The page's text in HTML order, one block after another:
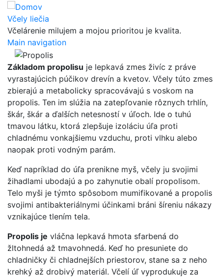
Skočiť
na
hlavný
obsah
Včely liečia
Včelárenie milujem a mojou prioritou je kvalita.
Main navigation
Základom propolisu je lepkavá zmes živíc z práve
vyrastajúcich púčikov drevín a kvetov. Včely túto zmes
zbierajú a metabolicky spracovávajú s voskom na
propolis. Ten im slúžia na zatepľovanie rôznych trhlín,
škár, škár a ďalších netesností v úľoch. Ide o tuhú
tmavou látku, ktorá zlepšuje izoláciu úľa proti
chladnému vonkajšiemu vzduchu, proti vlhku alebo
naopak proti vodným parám.
Keď napríklad do úľa prenikne myš, včely ju svojimi
žihadlami ubodajú a po zahynutie obalí propolisom.
Telo myši je týmto spôsobom mumifikované a propolis
svojimi antibakteriálnymi účinkami bráni šíreniu nákazy
vznikajúce tlením tela.
Propolis je vláčna lepkavá hmota sfarbená do
žltohnedá až tmavohnedá. Keď ho presuniete do
chladničky či chladnejších priestorov, stane sa z neho
krehký až drobivý materiál. Včelí úľ vyprodukuje za